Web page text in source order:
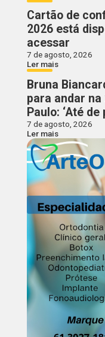
Cartão de
2026 está
acessar
7 de agosto, 2026
Ler mais
Bruna
para andar na
Paulo: ‘Até de
7 de agosto, 2026
Ler mais